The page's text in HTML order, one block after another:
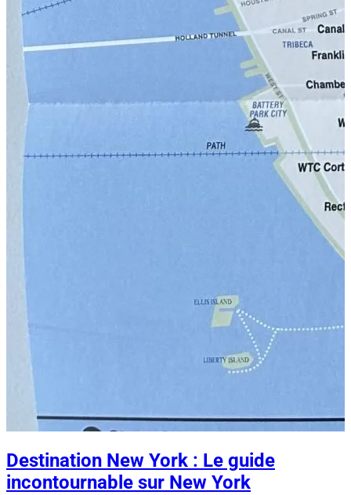
Destination New York : Le guide
incontournable sur New York